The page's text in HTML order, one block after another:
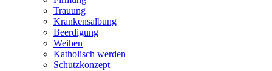
Trauung
Krankensalbung
Beerdigung
Weihen
Katholisch werden
Schutzkonzept